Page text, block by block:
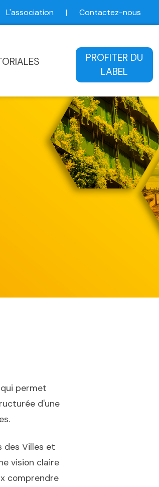
L'association | Contactez-nous
PROFITER DU
LABEL
permet
d'une
des Villes et
vision claire
comprendre